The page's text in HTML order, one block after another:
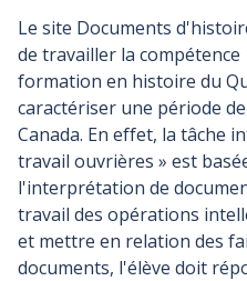
Le site Documents
de travailler la
formation en histoire du
caractériser une période
Canada. En effet, la tâche
travail ouvrières » est
l'interprétation de
travail des opérations
et mettre en relation des
documents, l'élève doit